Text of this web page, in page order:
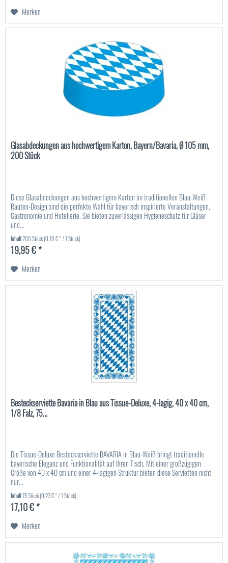
Merken
Glasabdeckungen aus hochwertigem Karton, Bayern/Bavaria, Ø 105 mm,
200 Stück
Diese Glasabdeckungen aus hochwertigem Karton im traditionellen Blau-Weiß-
Rauten-Design sind die perfekte Wahl für bayerisch inspirierte Veranstaltungen,
Gastronomie und Hotellerie. Sie bieten zuverlässigen Hygieneschutz für Gläser
und...
Inhalt200 Stück(0,10 € * / 1 Stück)
19,95 € *
Merken
Besteckserviette Bavaria in Blau aus Tissue-Deluxe, 4-lagig, 40 x 40 cm,
1/8 Falz, 75...
Die Tissue-Deluxe Besteckserviette BAVARIA in Blau-Weiß bringt traditionelle
bayerische Eleganz und Funktionalität auf Ihren Tisch. Mit einer großzügigen
Größe von 40 x 40 cm und einer 4-lagigen Struktur bieten diese Servietten nicht
nur...
Inhalt75 Stück(0,23 € * / 1 Stück)
17,10 € *
Merken